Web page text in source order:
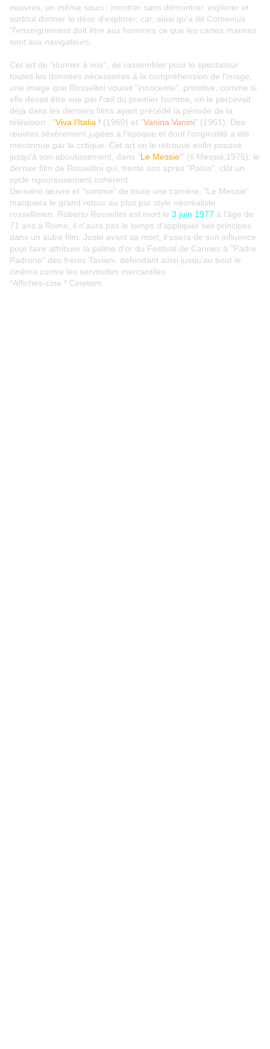
oeuvres, un même souci : montrer sans démontrer, explorer et
surtout donner le désir d'explorer, car, ainsi qu'a dit Comenius
"l'enseignement doit être aux hommes ce que les cartes marines
sont aux navigateurs.
Cet art de "donner à voir", de rassembler pour le spectateur
toutes les données nécessaires à la compréhension de l'image,
une image que Rossellini voulait "innocente", primitive, comme si
elle devait être vue par l'œil du premier homme, on le percevait
déjà dans les derniers films ayant précédé la période de la
télévision : "Viva l'Italia ! (1960) et "Vanina Vanini" (1961). Des
œuvres sévèrement jugées à l'époque et dont l'originalité a été
méconnue par la critique. Cet art on le retrouve enfin poussé
jusqu'à son aboutissement, dans "Le Messie"' (Il Messia,1975), le
dernier film de Rossellini qui, trente ans après "Païsa", clôt un
cycle rigoureusement cohérent.
Dernière œuvre et "somme" de toute une carrière, "Le Messie"
marquera le grand retour au plus pur style néoréaliste
rossellinien. Roberto Rossellini est mort le 3 juin 1977 à l'âge de
71 ans à Rome, il n'aura pas le temps d'appliquer ses principes
dans un autre film. Juste avant sa mort, il usera de son influence
pour faire attribuer la palme d'or du Festival de Cannes à "Padre
Padrone" des frères Taviani, défendant ainsi jusqu'au bout le
cinéma contre les servitudes mercantiles
*Affiches-cine * Cinetom